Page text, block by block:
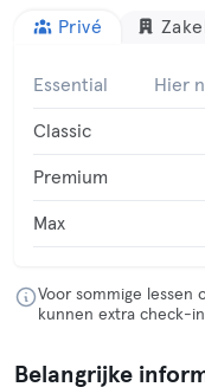
Privé
Essential Hier
Classic
Premium
Max
Voor sommige lessen
kunnen extra check-
Belangrijke